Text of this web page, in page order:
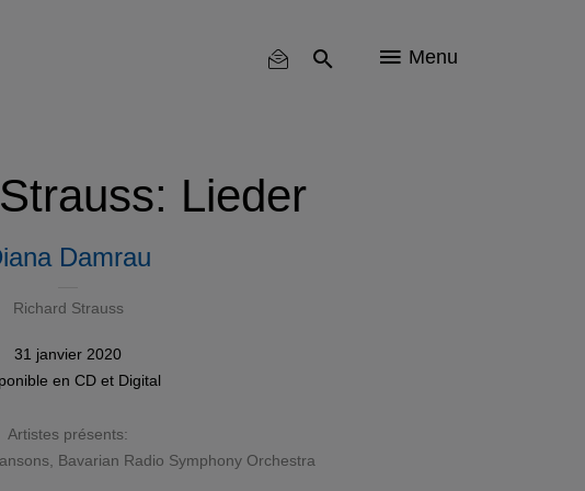
Menu
Lieder
Damrau
Richard Strauss
31 janvier 2020
en CDet Digital
Artistes présents:
, Bavarian Radio Symphony Orchestra